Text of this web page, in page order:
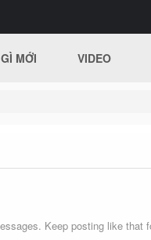
MỚI VIDEO
Keep posting like that